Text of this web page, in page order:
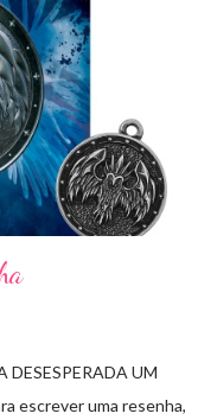
UM
escrever uma resenha,